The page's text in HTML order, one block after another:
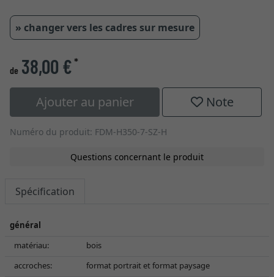
» changer vers les cadres sur mesure
de 38,00 €*
Ajouter au panier Note
Numéro du produit: FDM-H350-7-SZ-H
Questions concernant le produit
Spécification
général
matériau:
bois
accroches:
format portrait et format paysage